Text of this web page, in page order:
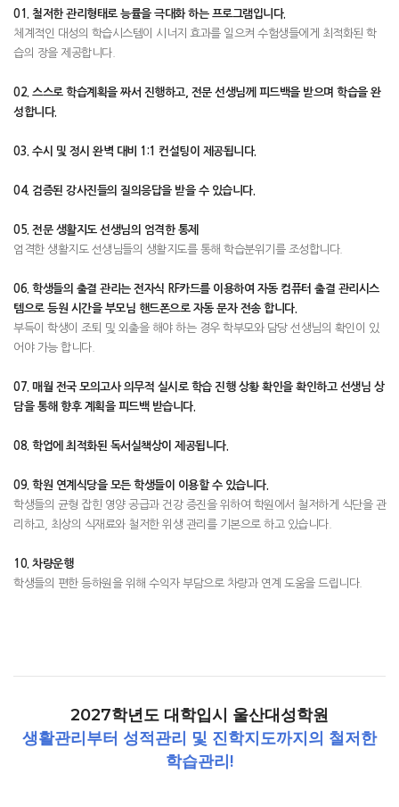
01. 철저한 관리형태로 능률을 극대화 하는 프로그램입니다.
체계적인 대성의 학습시스템이 시너지 효과를 일으켜 수험생들에게 최적화된 학
습의 장을 제공합니다.
02. 스스로 학습계획을 짜서 진행하고, 전문 선생님께 피드백을 받으며 학습을 완
성합니다.
03. 수시 및 정시 완벽 대비 1:1 컨설팅이 제공됩니다.
04. 검증된 강사진들의 질의응답을 받을 수 있습니다.
05. 전문 생활지도 선생님의 엄격한 통제
엄격한 생활지도 선생님들의 생활지도를 통해 학습분위기를 조성합니다.
06. 학생들의 출결 관리는 전자식 RF카드를 이용하여 자동 컴퓨터 출결 관리시스
템으로 등원 시간을 부모님 핸드폰으로 자동 문자 전송 합니다.
부득이 학생이 조퇴 및 외출을 해야 하는 경우 학부모와 담당 선생님의 확인이 있
어야 가능 합니다.
07. 매월 전국 모의고사 의무적 실시로 학습 진행 상황 확인을 확인하고 선생님 상
담을 통해 향후 계획을 피드백 받습니다.
08. 학업에 최적화된 독서실책상이 제공됩니다.
09. 학원 연계식당을 모든 학생들이 이용할 수 있습니다.
학생들의 균형 잡힌 영양 공급과 건강 증진을 위하여 학원에서 철저하게 식단을 관
리하고, 최상의 식재료와 철저한 위생 관리를 기본으로 하고 있습니다.
10. 차량운행
학생들의 편한 등하원을 위해 수익자 부담으로 차량과 연계 도움을 드립니다.
2027학년도 대학입시 울산대성학원
생활관리부터 성적관리 및 진학지도까지의 철저한
학습관리!